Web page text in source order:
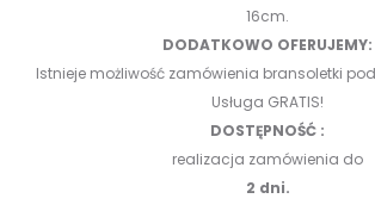
16cm.
DODATKOWO OFERUJEMY:
Istnieje możliwość zamówienia bransoletki
Usługa GRATIS!
DOSTĘPNOŚĆ :
realizacja zamówienia do
2 dni.